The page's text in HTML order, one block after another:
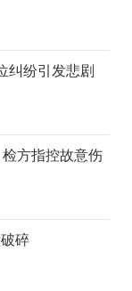
纠纷引发悲剧
方指控故意伤
碎